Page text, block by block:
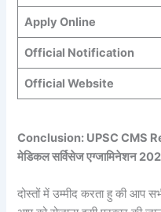
Apply Online
Official Notification
Official Website
Conclusion: UPSC CMS
मेडिकल सर्विसेज एग्जामिनेशन
दोस्तों में उम्मीद करता हु की आप